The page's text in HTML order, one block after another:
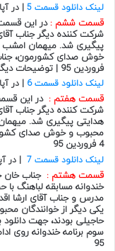
لینک دانلود قسمت 5 | در
قسمت ششم : در این
شرکت کننده دیگر جناب
پیگیری شد. میهمان امشب
خوش صدای کشورمون،
فروردین 95 | توضیحات دیگر
لینک دانلود قسمت 6 | در
قسمت هفتم : در این
شرکت کننده دیگر جناب
هدایتی پیگیری شد. میهمان
محبوب و خوش صدای
4 فروردین 95
لینک دانلود قسمت 7 | در
قسمت هشتم : جناب خان
خندوانه مسابقه لباهنگ با
مدرس و جناب آقای ارشا
یکی دیگر از خوانندگان
حاجیلی بودند، جهتدانلود
سوم برنامهخندوانه
95